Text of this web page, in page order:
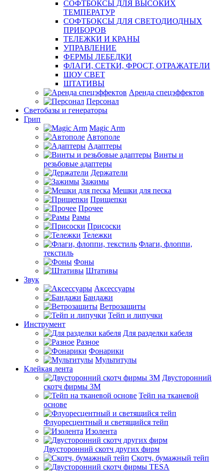
СОФТБОКСЫ ДЛЯ ВЫСОКИХ
ТЕМПЕРАТУР
СОФТБОКСЫ ДЛЯ СВЕТОДИОДНЫХ
ПРИБОРОВ
ТЕЛЕЖКИ И КРАНЫ
УПРАВЛЕНИЕ
ФЕРМЫ ЛЕБЕДКИ
ФЛАГИ, СЕТКИ, ФРОСТ, ОТРАЖАТЕЛИ
ШОУ СВЕТ
ШТАТИВЫ
Аренда спецэффектов
Персонал
Светобазы и генераторы
Грип
Magic Arm
Автополе
Адаптеры
Винты и
резьбовые адаптеры
Держатели
Зажимы
Мешки для песка
Прищепки
Прочее
Рамы
Присоски
Тележки
Флаги, флоппи,
текстиль
Фоны
Штативы
Звук
Аксессуары
Бандажи
Ветрозащиты
Тейп и липучки
Инструмент
Для разделки кабеля
Разное
Фонарики
Мультитулы
Клейкая лента
Двусторонний
скотч фирмы 3M
Тейп на тканевой
основе
Флуоресцентный и светящийся тейп
Изолента
Двусторонний скотч других фирм
Скотч, бумажный тейп